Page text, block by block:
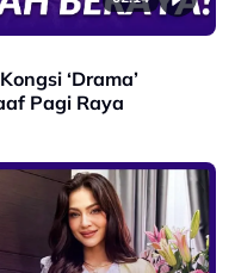
‘Drama’
Pagi Raya